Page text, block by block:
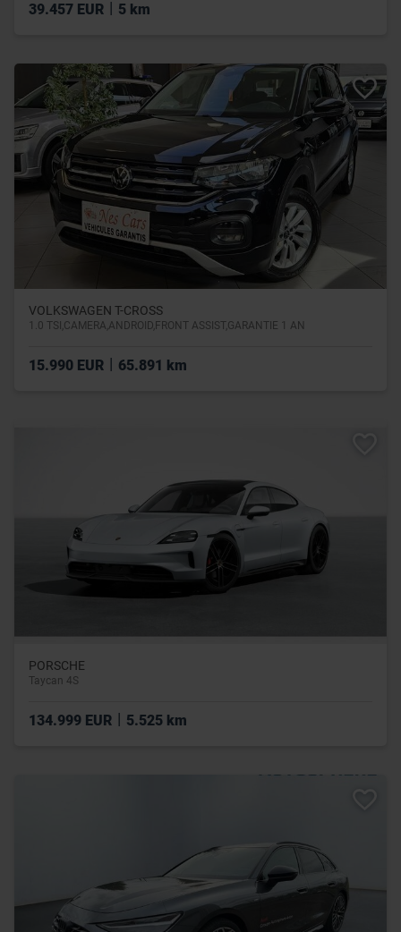
39.457 EUR 5 km
VOLKSWAGEN T-CROSS
1.0 TSI,CAMERA,ANDROID,FRONT ASSIST,GARANTIE 1 AN
15.990 EUR | 65.891 km
PORSCHE
Taycan 4S
134.999 EUR 5.525 km